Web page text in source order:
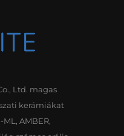
Ltd. magas
kerámiákat
ML, AMBER,